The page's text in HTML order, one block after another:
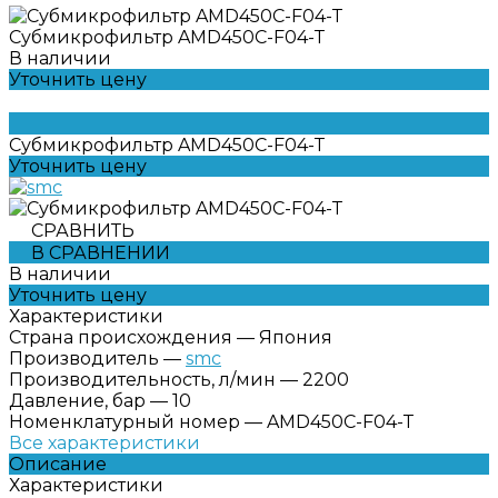
Субмикрофильтр AMD450C-F04-Т
В наличии
Уточнить цену
Субмикрофильтр AMD450C-F04-Т
Уточнить цену
СРАВНИТЬ
В СРАВНЕНИИ
В наличии
Уточнить цену
Характеристики
Страна происхождения — Япония
Производитель — smc
Производительность, л/мин — 2200
Давление, бар — 10
Номенклатурный номер — AMD450C-F04-Т
Все характеристики
Описание
Характеристики